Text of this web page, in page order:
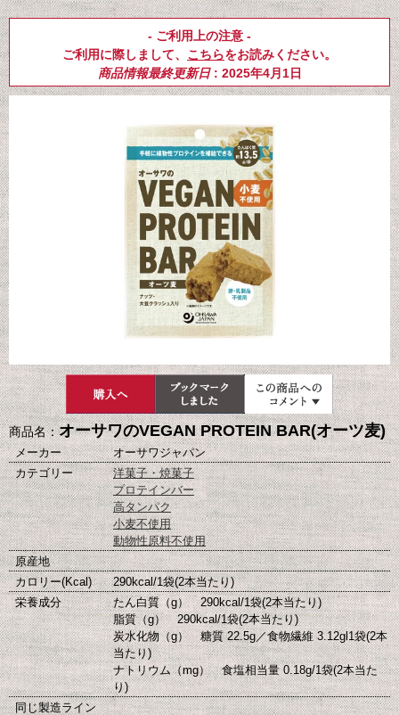
- ご利用上の注意 -
ご利用に際しまして、 こちらをお読みください。
商品情報最終更新日: 2025年4月1日
商品名：オーサワのVEGAN PROTEIN BAR(オーツ麦)
メーカー
オーサワジャパン
カテゴリー
洋菓子・焼菓子
プロテインバー
高タンパク
小麦不使用
動物性原料不使用
原産地
カロリー(Kcal)
290kcal/1袋(2本当たり)
栄養成分
たん白質（g） 290kcal/1袋(2本当たり)
脂質（g） 290kcal/1袋(2本当たり)
炭水化物（g） 糖質 22.5g／食物繊維 3.12gl1袋(2本
当たり)
ナトリウム（mg） 食塩相当量 0.18g/1袋(2本当た
り)
同じ製造ライン